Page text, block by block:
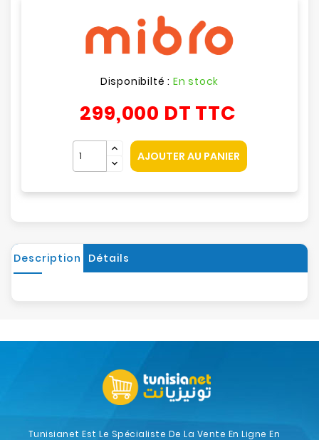
Disponibilté : En stock
299,000 DT TTC
AJOUTER AU PANIER
Description Détails
Tunisianet Est Le Spécialiste De La Vente En Ligne En